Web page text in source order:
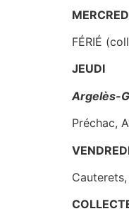
FÉRIÉ
JEUDI
Argelès-
Préchac,